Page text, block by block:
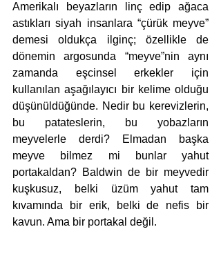
Amerikalı beyazların linç edip ağaca
astıkları siyah insanlara “çürük meyve”
demesi oldukça ilginç; özellikle de
dönemin argosunda “meyve”nin aynı
zamanda eşcinsel erkekler için
kullanılan aşağılayıcı bir kelime olduğu
düşünüldüğünde. Nedir bu kerevizlerin,
bu patateslerin, bu yobazların
meyvelerle derdi? Elmadan başka
meyve bilmez mi bunlar yahut
portakaldan? Baldwin de bir meyvedir
kuşkusuz, belki üzüm yahut tam
kıvamında bir erik, belki de nefis bir
kavun. Ama bir portakal değil.